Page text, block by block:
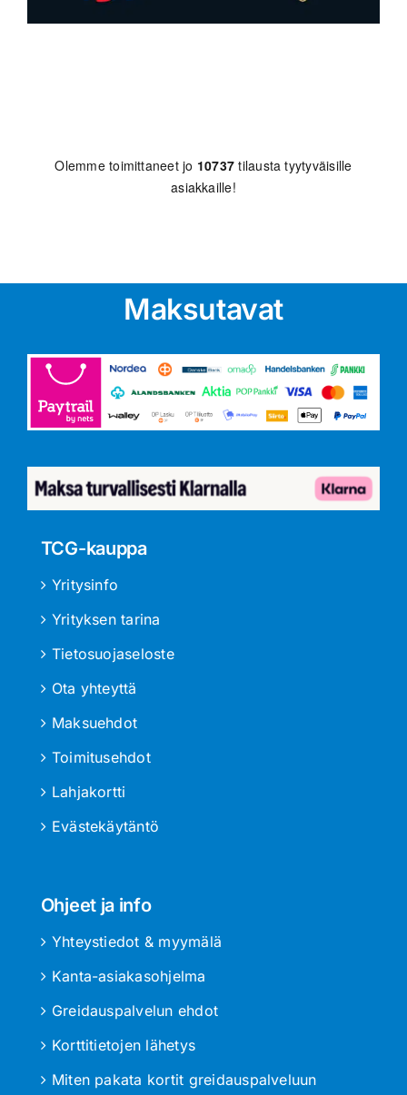
Olemme toimittaneet jo 10737 tilausta tyytyväisille
asiakkaille!
Maksutavat
TCG-kauppa
Yritysinfo
Yrityksen tarina
Tietosuojaseloste
Ota yhteyttä
Maksuehdot
Toimitusehdot
Lahjakortti
Evästekäytäntö
Ohjeet ja info
Yhteystiedot & myymälä
Kanta-asiakasohjelma
Greidauspalvelun ehdot
Korttitietojen lähetys
Miten pakata kortit greidauspalveluun